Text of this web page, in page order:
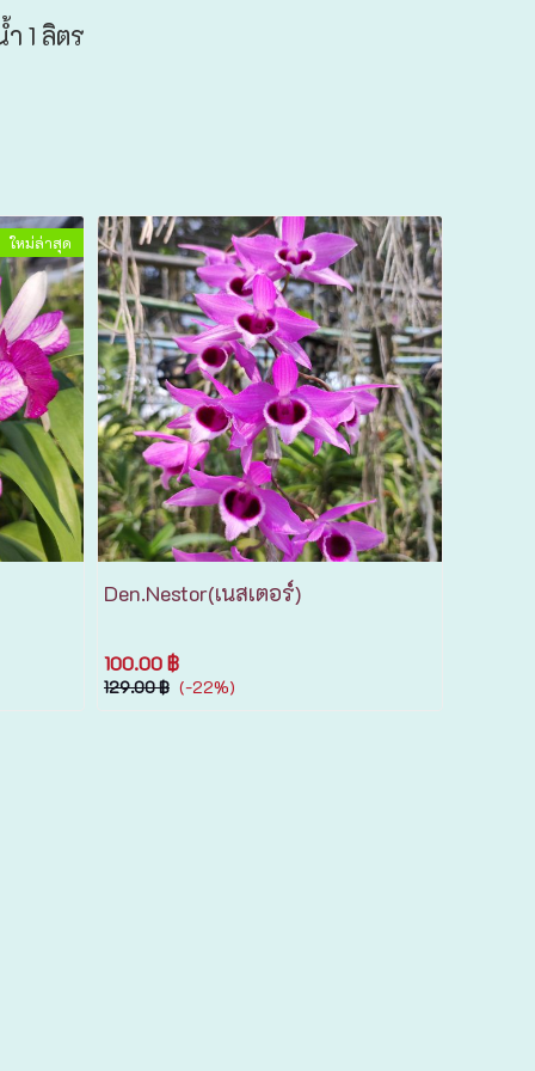
1 ลิตร
ใหม่ล่าสุด
Den.Nestor(เนสเตอร์)
100.00 ฿
129.00 ฿ (-22%)